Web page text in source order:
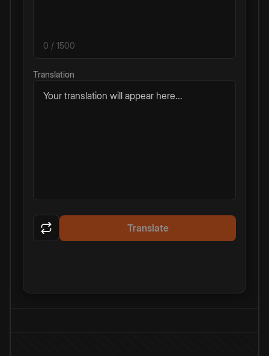
0 / 1500
Translation
Your translation will appear here...
Translate